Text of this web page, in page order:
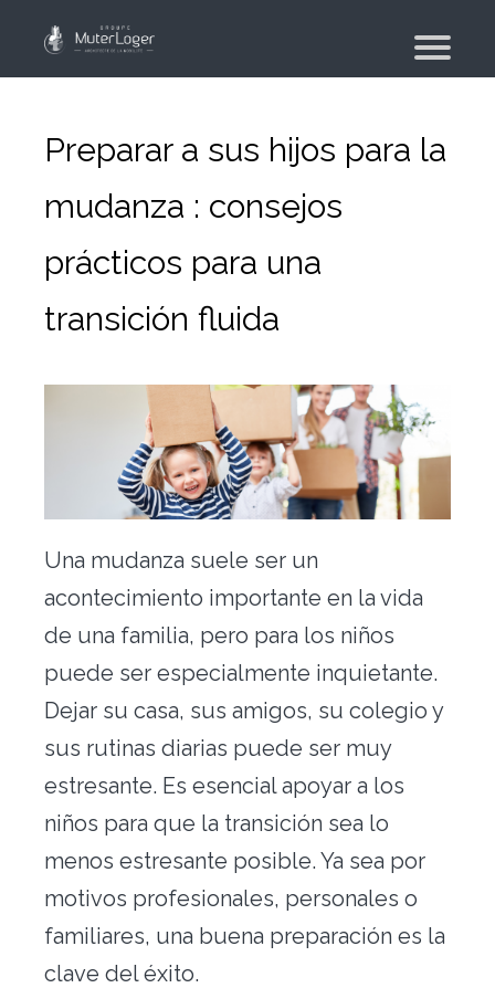
El grupo
Moving planner
Vivienda
Su búsqueda de vivienda
Mudanza de particular y de colaboradores
Mudanza militar – PFMD Oficial
Traslado de oficinas
Conserjería
Contacto
Alquiler vacacional
Preparar a sus hijos para la
mudanza : consejos
prácticos para una
transición fluida
Una mudanza suele ser un
acontecimiento importante en la vida
de una familia, pero para los niños
puede ser especialmente inquietante.
Dejar su casa, sus amigos, su colegio y
sus rutinas diarias puede ser muy
estresante. Es esencial apoyar a los
niños para que la transición sea lo
menos estresante posible. Ya sea por
motivos profesionales, personales o
familiares, una buena preparación es la
clave del éxito.